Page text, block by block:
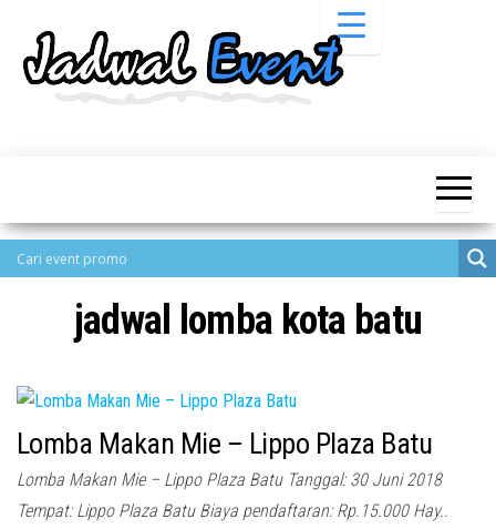
Pameran,
Promo
Terbaru
Pameran,
Seminar,
Bazaar,
Workshop,
Job Fair,
Lomba dll.
jadwal lomba kota batu
Lomba Makan Mie – Lippo Plaza Batu
Lomba Makan Mie – Lippo Plaza Batu Tanggal: 30 Juni 2018
Tempat: Lippo Plaza Batu Biaya pendaftaran: Rp.15.000 Hay..